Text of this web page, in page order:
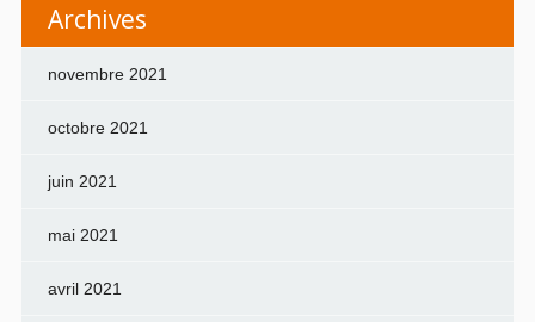
Archives
novembre 2021
octobre 2021
juin 2021
mai 2021
avril 2021